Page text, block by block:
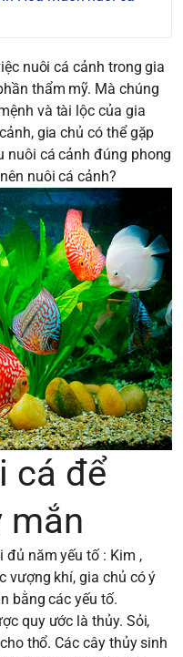
nuôi cá cảnh trong gia
thẩm mỹ. Mà chúng
và tài lộc của gia
gia chủ có thể gặp
nuôi cá cảnh đúng phong
nuôi cá cảnh?
cá để
mắn
đủ năm yếu tố : Kim ,
vượng khí, gia chủ có ý
bằng các yếu tố.
quy ước là thủy. Sỏi,
thổ. Các cây thủy sinh